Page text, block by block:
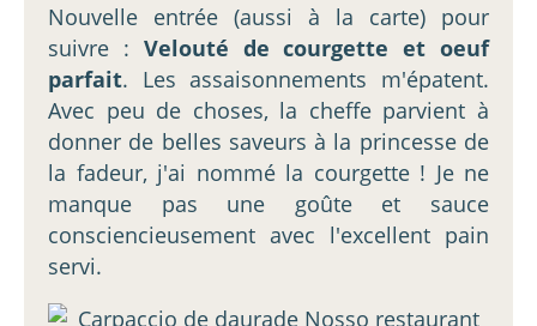
Nouvelle entrée (aussi à la carte) pour
suivre : Velouté de courgette et oeuf
parfait. Les assaisonnements m'épatent.
Avec peu de choses, la cheffe parvient à
donner de belles saveurs à la princesse de
la fadeur, j'ai nommé la courgette ! Je ne
manque pas une goûte et sauce
consciencieusement avec l'excellent pain
servi.